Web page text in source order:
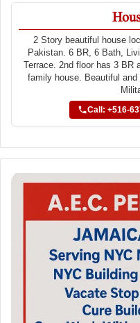
2 Story beautiful house
Pakistan. 6 BR, 6 Bath,
Terrace. 2nd floor has 3 BR
family house. Beautiful and
Call: +516-